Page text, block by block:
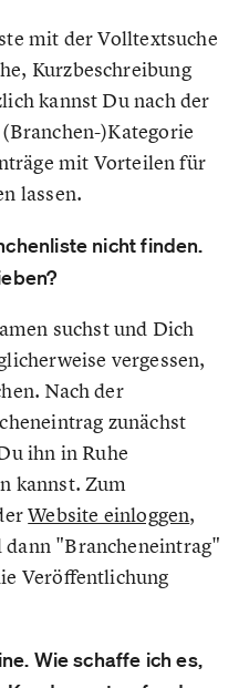
mit der Volltextsuche
Kurzbeschreibung
kannst Du nach der
)Kategorie
mit Vorteilen für
lassen.
nicht finden.
suchst und Dich
vergessen,
Nach der
zunächst
ihn in Ruhe
kannst. Zum
Website einloggen,
"Brancheneintrag"
Veröffentlichung
Wie schaffe ich es,